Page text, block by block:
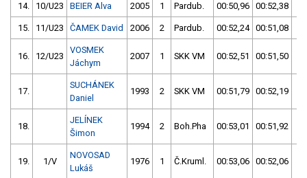
14. 10/U23 BEIER Alva 2005 1 Pardub. 00:50,96 00:52,38
15. 11/U23 ČAMEK David 2006 2 Pardub. 00:52,24 00:51,08
16. 12/U23
VOSMEK
Jáchym
2007 1 SKK VM 00:52,51 00:51,50
17.
SUCHÁNEK
Daniel
1993 2 SKK VM 00:51,79 00:52,19
18.
JELÍNEK
Šimon
1994 2 Boh.Pha 00:53,01 00:51,92
19. 1/V
NOVOSAD
Lukáš
1976 1 Č.Kruml. 00:53,06 00:52,06